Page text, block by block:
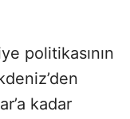
politikasının
kadar